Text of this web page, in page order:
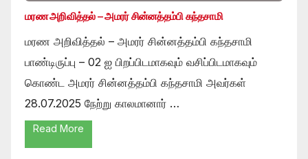
மரண அறிவித்தல் – அமரர் சின்னத்தம்பி கந்தசாமி
மரண அறிவித்தல் – அமரர் சின்னத்தம்பி கந்தசாமி
பாண்டிருப்பு – 02 ஐ பிறப்பிடமாகவும் வசிப்பிடமாகவும்
கொண்ட அமரர் சின்னத்தம்பி கந்தசாமி அவர்கள்
28.07.2025 நேற்று காலமானார் …
Read More